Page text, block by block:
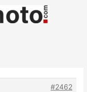
#2462